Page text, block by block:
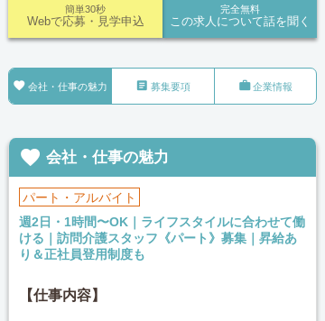
完全無料
この求人について話を聞く
簡単30秒
Webで応募・見学申込
 会社・仕事の魅力  募集要項 企業情報
 会社・仕事の魅力
パート・アルバイト
週2日・1時間〜OK｜ライフスタイルに合わせて働
ける｜訪問介護スタッフ《パート》募集｜昇給あ
り＆正社員登用制度も
【仕事内容】